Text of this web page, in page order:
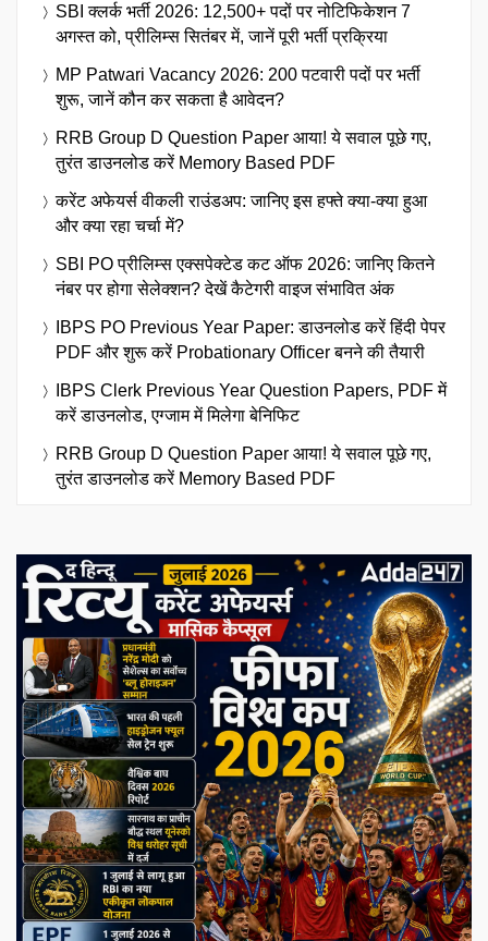
SBI क्लर्क भर्ती 2026: 12,500+ पदों पर नोटिफिकेशन 7
अगस्त को, प्रीलिम्स सितंबर में, जानें पूरी भर्ती प्रक्रिया
MP Patwari Vacancy 2026: 200 पटवारी पदों पर भर्ती
शुरू, जानें कौन कर सकता है आवेदन?
RRB Group D Question Paper आया! ये सवाल पूछे गए,
तुरंत डाउनलोड करें Memory Based PDF
करेंट अफेयर्स वीकली राउंडअप: जानिए इस हफ्ते क्या-क्या हुआ
और क्या रहा चर्चा में?
SBI PO प्रीलिम्स एक्सपेक्टेड कट ऑफ 2026: जानिए कितने
नंबर पर होगा सेलेक्शन? देखें कैटेगरी वाइज संभावित अंक
IBPS PO Previous Year Paper: डाउनलोड करें हिंदी पेपर
PDF और शुरू करें Probationary Officer बनने की तैयारी
IBPS Clerk Previous Year Question Papers, PDF में
करें डाउनलोड, एग्जाम में मिलेगा बेनिफिट
RRB Group D Question Paper आया! ये सवाल पूछे गए,
तुरंत डाउनलोड करें Memory Based PDF